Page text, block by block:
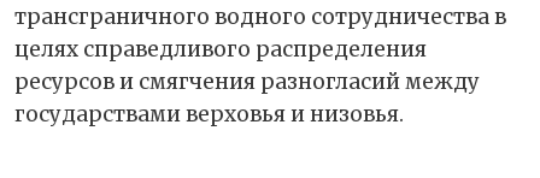
трансграничного водного сотрудничества в
целях справедливого распределения
ресурсов и смягчения разногласий между
государствами верховья и низовья.